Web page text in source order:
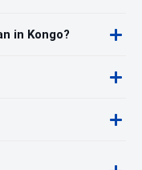
in Kongo?